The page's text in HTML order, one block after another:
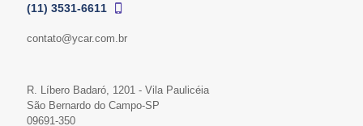
(11) 3531-6611
contato@ycar.com.br
R. Líbero Badaró, 1201 - Vila Paulicéia
São Bernardo do Campo-SP
09691-350